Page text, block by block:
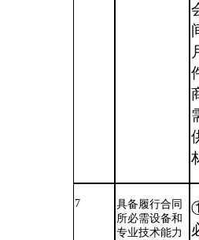
7
具备履行合同
所必需设备和
专业技术能力